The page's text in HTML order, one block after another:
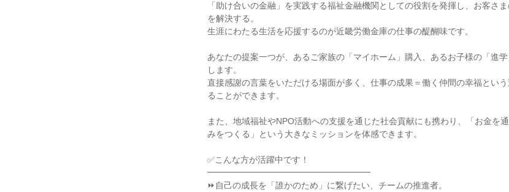
「助け合いの金融」を実践する福祉金融機関としての役割を発揮し、お客さ
を解決する。
生涯にわたる生活を応援するのが近畿労働金庫の仕事の醍醐味です。
あなたの提案一つが、あるご家族の「マイホーム」購入、あるお子様の「進
します。
直接感謝の言葉をいただける場面が多く、仕事の成果＝働く仲間の幸福とい
ることができます。
また、地域福祉やNPO活動への支援を通じた社会貢献にも携わり、「お金を
みをつくる」という大きなミッションを体感できます。
✅こんな方が活躍中です！
━━━━━━━━━━━━━━━━━━━
⏩自己の成長を「誰かのため」に繋げたい、チームの推進者。